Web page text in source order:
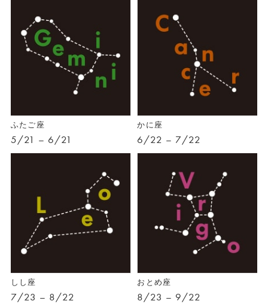
ふたご座
5/21 – 6/21
かに座
6/22 – 7/22
しし座
7/23 – 8/22
おとめ座
8/23 – 9/22